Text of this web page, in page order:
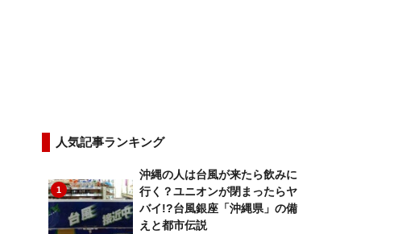
人気記事ランキング
1
沖縄の人は台風が来たら飲みに
行く？ユニオンが閉まったらヤ
バイ!?台風銀座「沖縄県」の備
えと都市伝説